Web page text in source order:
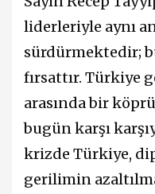
liderleriyle aynı
sürdürmektedir;
fırsattır. Türkiye
arasında bir
bugün karşı
krizde Türkiye,
gerilimin